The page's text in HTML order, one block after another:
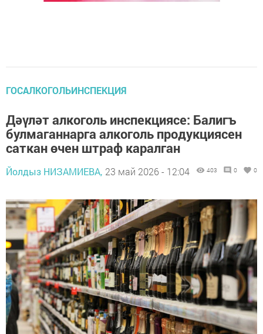
ГОСАЛКОГОЛЬИНСПЕКЦИЯ
Дәүләт алкоголь инспекциясе: Балигъ
булмаганнарга алкоголь продукциясен
саткан өчен штраф каралган
Йолдыз НИЗАМИЕВА, 23 май 2026 - 12:04 403 0 0